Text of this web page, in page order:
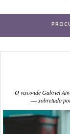
O visconde Gabriel
― sobretudo